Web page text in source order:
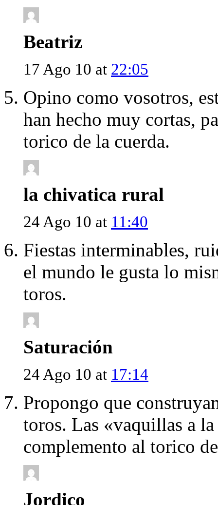
Beatriz
17 Ago 10 at 22:05
Opino como vosotros,
han hecho muy cortas,
torico de la cuerda.
la chivatica rural
24 Ago 10 at 11:40
Fiestas interminables,
el mundo le gusta lo
toros.
Saturación
24 Ago 10 at 17:14
Propongo que
toros. Las «vaquillas a
complemento al torico
Jordico